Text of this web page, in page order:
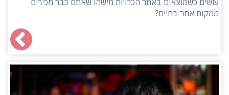
עושים כשמוצאים באתר הכרויות מישהו שאתם כבר מכירים
ממקום אחר בחיים?